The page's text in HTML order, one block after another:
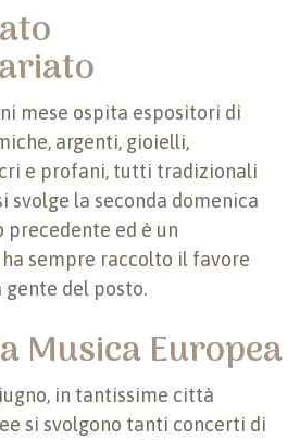
mese ospita espositori di
argenti, gioielli,
e profani, tutti tradizionali
svolge la seconda domenica
precedente ed è un
sempre raccolto il favore
del posto.
Musica Europea
in tantissime città
si svolgono tanti concerti di